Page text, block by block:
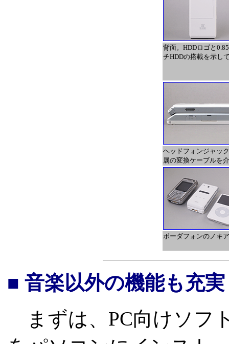
背面。HDDロゴと
チHDDの搭載を示し
ヘッドフォンジャッ
属の変換ケーブルを
ボーダフォンのノキ
■ 音楽以外の機能も充
まずは、PC向けソフ